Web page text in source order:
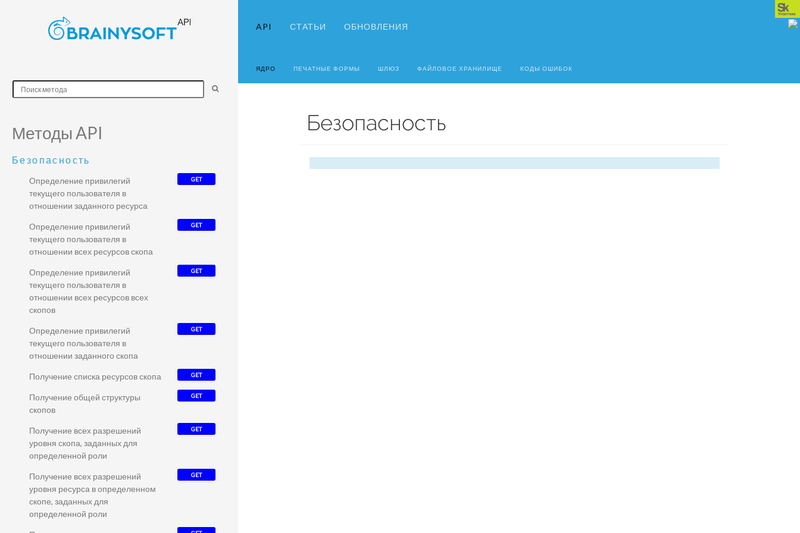
Методы API
Безопасность
Определение привилегий
текущего пользователя в
отношении заданного ресурса
GET
Определение привилегий
текущего пользователя в
отношении всех ресурсов скопа
GET
Определение привилегий
текущего пользователя в
отношении всех ресурсов всех
скопов
GET
Определение привилегий
текущего пользователя в
отношении заданного скопа
GET
Получение списка ресурсов скопа GET
Получение общей структуры
скопов
GET
Получение всех разрешений
уровня скопа, заданных для
определенной роли
GET
Получение всех разрешений
уровня ресурса в определенном
скопе, заданных для
определенной роли
GET
API СТАТЬИ ОБНОВЛЕНИЯ
ЯДРО ПЕЧАТНЫЕ ФОРМЫ ШЛЮЗ ФАЙЛОВОЕ ХРАНИЛИЩЕ КОДЫ ОШИБОК
Безопасность